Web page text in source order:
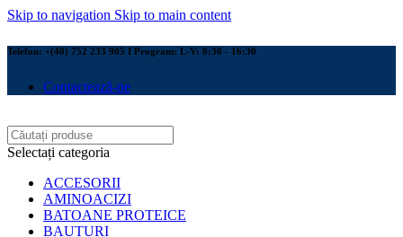
Skip to navigation Skip to main content
Telefon: +(40) 752 233 905 I Program: L-V: 8:30 - 16:30
Contactează-ne
Selectați categoria
ACCESORII
AMINOACIZI
BATOANE PROTEICE
BAUTURI